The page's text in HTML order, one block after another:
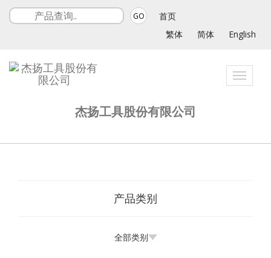
GO
首页
繁体
简体 English
Toggle
杰扬工具股份有限公司
产品类别
全部类别